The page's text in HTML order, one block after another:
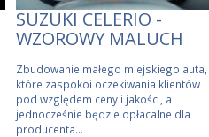
SUZUKI CELERIO -
WZOROWY MALUCH
Zbudowanie małego miejskiego auta,
które zaspokoi oczekiwania klientów
pod względem ceny i jakości, a
jednocześnie będzie opłacalne dla
producenta...